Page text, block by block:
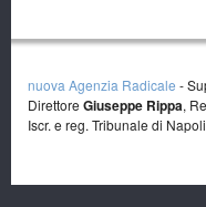
nuova Agenzia Radicale -
Direttore Giuseppe Rippa,
Iscr. e reg. Tribunale di